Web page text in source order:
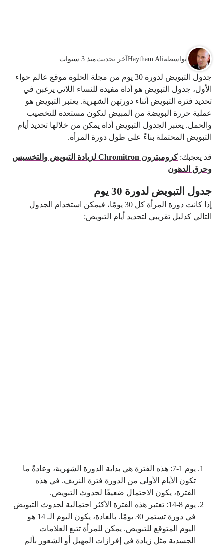
بواسطةHaytham Aliآخر تحديثمنذ 3 سنوات
جدول التبويض لدورة 30 يوم من مجلة الحلوة موقع عالم حواء
الأول، جدول التبويض هو أداة مفيدة للنساء اللاتي يرغبن في
تحديد فترة التبويض أثناء دورتهن الشهرية. يعتبر التبويض هو
عملية حررة البويضة من المبيض لتكون مستعدة للتخصيب
والحمل. يعتبر الجدول التبويض أداة يمكن من خلالها تحديد أيام
التبويض المحتملة بناءً على طول دورة المرأة.
قد يعجبك:
كروميترون Chromitron لزيادة التبويض والتخسيس
وحرق الدهون
جدول التبويض لدورة 30 يوم
إذا كانت دورة المرأة كل 30 يومًا، فيمكن استخدام الجدول
التالي كدليل تقريبي لتحديد أيام التبويض:
يوم 1-7: هذه الفترة هي بداية الدورة الشهرية، وعادةً ما
تكون الأيام الأولى من الدورة فترة النزيف. في هذه
الفترة، يكون الاحتمال ضعيفًا لحدوث التبويض.
يوم 8-14: تعتبر هذه الفترة الأكثر احتمالية لحدوث التبويض
في دورة تستمر 30 يومًا. بالعادة، يكون اليوم الـ 14 هو
اليوم المتوقع للتبويض. يمكن للمرأة تتبع العلامات
الجسدية مثل زيادة في إفرازات المهبل أو الشعور بألم